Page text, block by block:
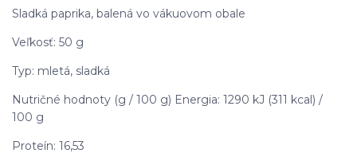
Sladká paprika, balená vo vákuovom obale
Veľkosť: 50 g
Typ: mletá, sladká
Nutričné hodnoty (g / 100 g) Energia: 1290 kJ (311 kcal) /
100 g
Proteín: 16,53